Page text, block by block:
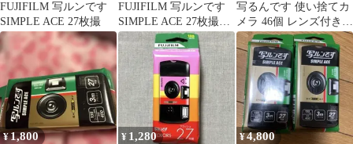
FUJIFILM 写ルンです
SIMPLE ACE 27枚撮
FUJIFILM 写ルンです
SIMPLE ACE 27枚撮
訳あり
写るんです 使い捨てカ
メラ 46個 レンズ付きフ
ィルム 使用済み 写ルン
です
¥1,800 ¥ 1,280 ¥4,800